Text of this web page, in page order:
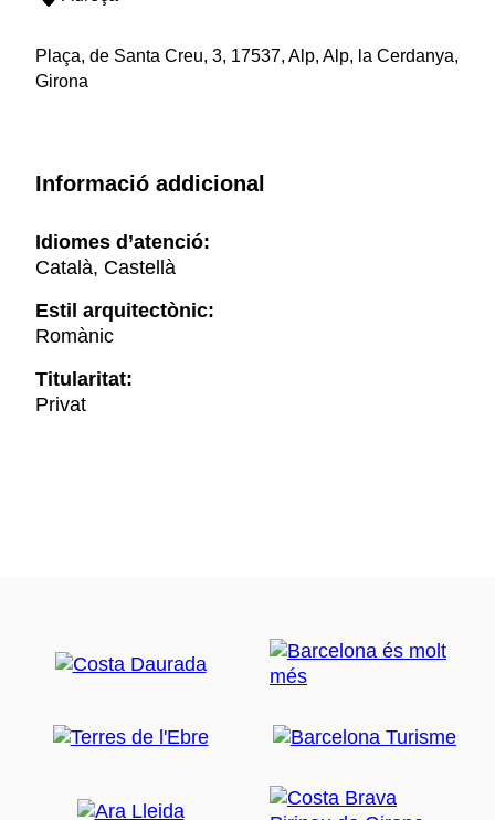
Plaça, de Santa Creu, 3, 17537, Alp, Alp, la Cerdanya,
Girona
Informació addicional
Idiomes d’atenció:
Català, Castellà
Estil arquitectònic:
Romànic
Titularitat:
Privat